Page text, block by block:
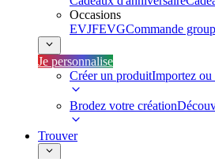
Occasions
EVJFEVGCommande
Je personnalise
Créer un produitImportez ou
Brodez votre création
Trouver